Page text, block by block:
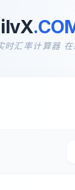
时汇率计算器